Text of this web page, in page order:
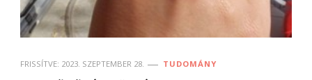
FRISSÍTVE: 2023. SZEPTEMBER 28. TUDOMÁNY